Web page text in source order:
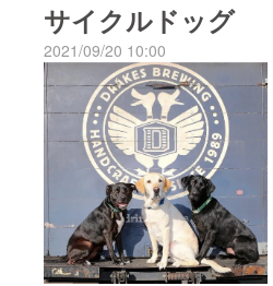
地域で製造することによっ
て、値段は格段に下がりま
す。では、なぜポートラン
ドで製造することにこだわ
りをもっているのでしょう
か？オレゴン州とポートラ
ンドにはいくつか大学があ
ります。日本人の留学生も
多いですが、アメリカ国内
サイクルドッグ
2021/09/20 10:00